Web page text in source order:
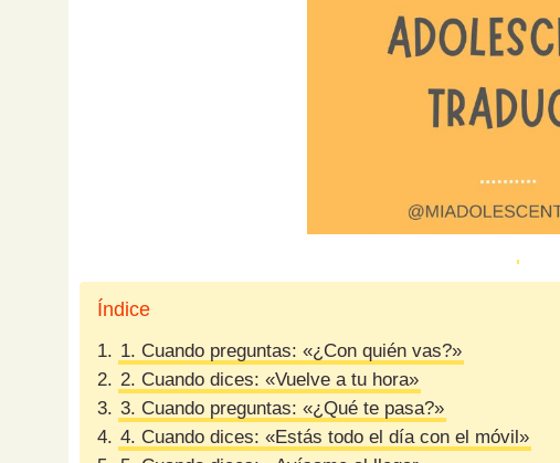
Índice
1. 1. Cuando preguntas: «¿Con quién vas?»
2. 2. Cuando dices: «Vuelve a tu hora»
3. 3. Cuando preguntas: «¿Qué te pasa?»
4. 4. Cuando dices: «Estás todo el día con el móvil»